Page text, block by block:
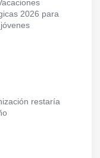
2026 para
restaría